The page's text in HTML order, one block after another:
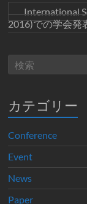
International
2016)での学会発
カテゴリー
Conference
Event
News
Paper